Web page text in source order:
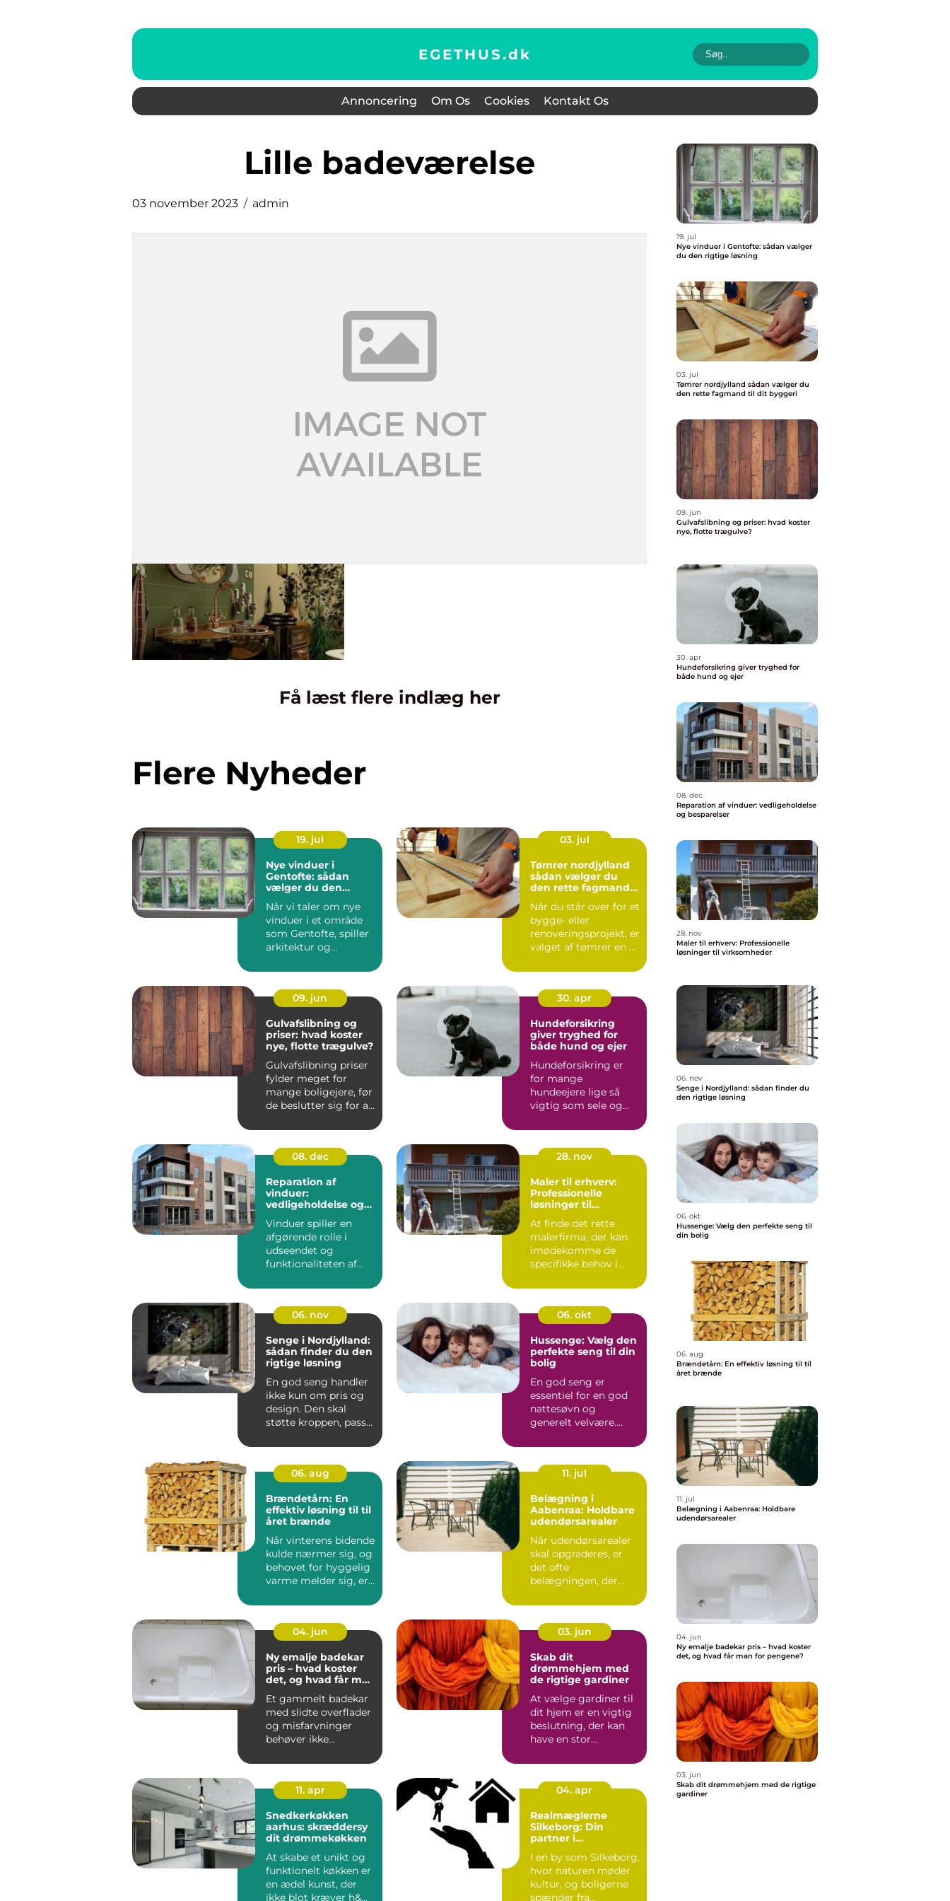
EGETHUS.dk
Annoncering Om Os Cookies Kontakt Os
lille badeværelse
03 november 2023 admin
Få læst flere indlæg her
Flere Nyheder
19. jul
Nye vinduer i
Gentofte: sådan
vælger du den
Når vi taler om nye
vinduer i et område
som Gentofte, spiller
arkitektur og
03. jul
Tømrer nordjylland
sådan vælger du
den rette fagmand
Når du står over for et
bygge- eller
renoveringsprojekt, er
valget af tømrer en af
09. jun
Gulvafslibning og
priser: hvad koster
nye, flotte trægulve?
Gulvafslibning priser
fylder meget for
mange boligejere, før
de beslutter sig for at
30. apr
Hundeforsikring
giver tryghed for
både hund og ejer
Hundeforsikring er
for mange
hundeejere lige så
vigtig som sele og
beskytter bå...
08. dec
Reparation af
vinduer:
vedligeholdelse og
Vinduer spiller en
afgørende rolle i
udseendet og
funktionaliteten af
l...
28. nov
Maler til erhverv:
Professionelle
løsninger til
At finde det rette
malerfirma, der kan
imødekomme de
specifikke behov i
06. nov
Senge i Nordjylland:
sådan finder du den
rigtige løsning
En god seng handler
ikke kun om pris og
design. Den skal
støtte kroppen, passe
06. okt
Hussenge: Vælg den
perfekte seng til din
bolig
En god seng er
essentiel for en god
nattesøvn og
generelt velvære.
06. aug
Brændetårn: En
effektiv løsning til til
året brænde
Når vinterens bidende
kulde nærmer sig, og
behovet for hyggelig
varme melder sig, er
11. jul
Belægning i
Aabenraa: Holdbare
udendørsarealer
Når udendørsarealer
skal opgraderes, er
det ofte
belægningen, der
04. jun
Ny emalje badekar
pris – hvad koster
det, og hvad får man
Et gammelt badekar
med slidte overflader
og misfarvninger
behøver ikke
03. jun
Skab dit
drømmehjem med
de rigtige gardiner
At vælge gardiner til
dit hjem er en vigtig
beslutning, der kan
have en stor
11. apr
Snedkerkøkken
aarhus: skræddersy
dit drømmekøkken
At skabe et unikt og
funktionelt køkken er
en ædel kunst, der
ikke blot kræver h&...
04. apr
Realmæglerne
Silkeborg: Din
partner i
I en by som Silkeborg,
hvor naturen møder
kultur, og boligerne
spænder fra
19. jul
Nye vinduer i Gentofte: sådan vælger
du den rigtige løsning
03. jul
Tømrer nordjylland sådan vælger du
den rette fagmand til dit byggeri
09. jun
Gulvafslibning og priser: hvad koster
nye, flotte trægulve?
30. apr
Hundeforsikring giver tryghed for
både hund og ejer
08. dec
Reparation af vinduer: vedligeholdelse
og besparelser
28. nov
Maler til erhverv: Professionelle
løsninger til virksomheder
06. nov
Senge i Nordjylland: sådan finder du
den rigtige løsning
06. okt
Hussenge: Vælg den perfekte seng til
din bolig
06. aug
Brændetårn: En effektiv løsning til til
året brænde
11. jul
Belægning i Aabenraa: Holdbare
udendørsarealer
04. jun
Ny emalje badekar pris – hvad koster
det, og hvad får man for pengene?
03. jun
Skab dit drømmehjem med de rigtige
gardiner